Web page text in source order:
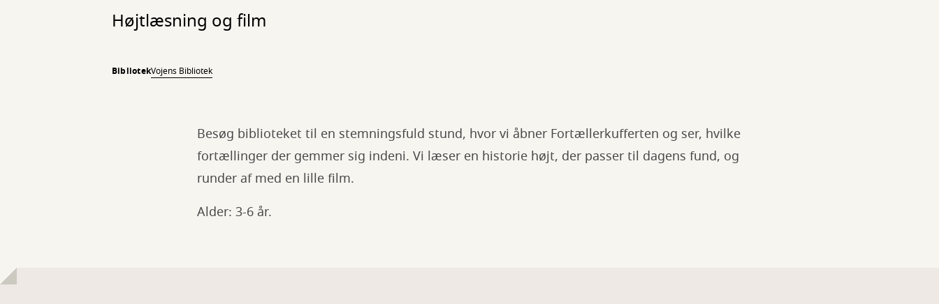
Højtlæsning og film
BibliotekVojens Bibliotek
Besøg biblioteket til en stemningsfuld stund, hvor vi åbner Fortællerkufferten og ser, hvilke
fortællinger der gemmer sig indeni. Vi læser en historie højt, der passer til dagens fund, og
runder af med en lille film.
Alder: 3-6 år.